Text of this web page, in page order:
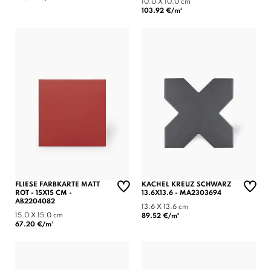
10.0 X 10.0 cm
103.92 €/m²
FLIESE FARBKARTE MATT
ROT - 15X15 CM -
AB2204082
15.0 X 15.0 cm
67.20 €/m²
KACHEL KREUZ SCHWARZ
13.6X13.6 - MA2303694
13.6 X 13.6 cm
89.52 €/m²